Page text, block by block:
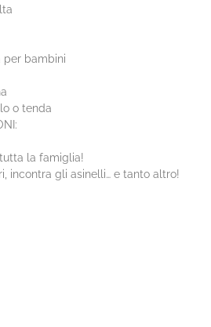
per bambini
o tenda
la famiglia!
incontra gli asinelli… e tanto altro!